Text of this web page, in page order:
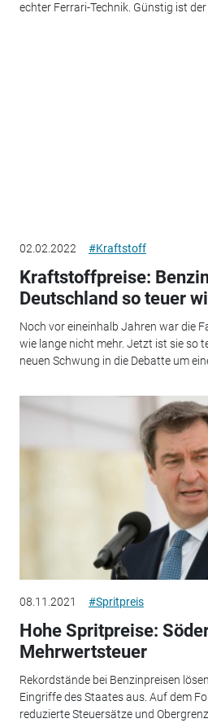
echter Ferrari-Technik. Günstig ist
02.02.2022 #Kraftstoff
Kraftstoffpreise:
Deutschland so teuer
Noch vor eineinhalb Jahren war die
wie lange nicht mehr. Jetzt ist sie so
neuen Schwung in die Debatte um
08.11.2021 #Spritpreis
Hohe Spritpreise:
Mehrwertsteuer
Rekordstände bei Benzinpreisen
Eingriffe des Staates aus. Auf dem
reduzierte Steuersätze und